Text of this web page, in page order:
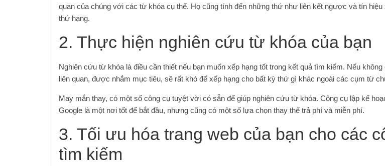
quan của chúng với các từ khóa cụ thể. Họ cũng tính đến những thứ như liên kết ngược và tín hiệu
thứ hạng.
2. Thực hiện nghiên cứu từ khóa của bạn
Nghiên cứu từ khóa là điều cần thiết nếu bạn muốn xếp hạng tốt trong kết quả tìm kiếm. Nếu
liên quan, được nhắm mục tiêu, sẽ rất khó để xếp hạng cho bất kỳ thứ gì khác ngoài các cụm từ
May mắn thay, có một số công cụ tuyệt vời có sẵn để giúp nghiên cứu từ khóa. Công cụ lập kế
Google là một nơi tốt để bắt đầu, nhưng cũng có một số lựa chọn thay thế trả phí và miễn phí.
3. Tối ưu hóa trang web của bạn cho các
tìm kiếm